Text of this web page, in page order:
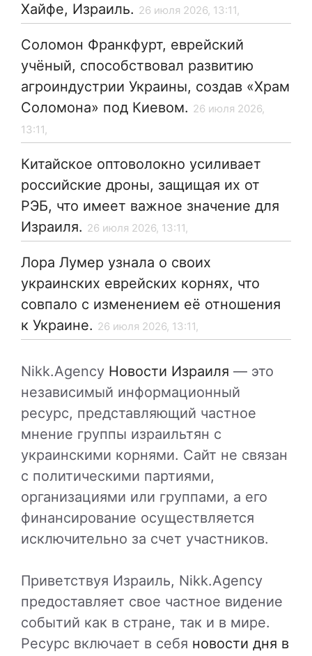
Хайфе, Израиль. 26 июля 2026, 13:11,
Соломон Франкфурт, еврейский
учёный, способствовал развитию
агроиндустрии Украины, создав «Храм
Соломона» под Киевом. 26 июля 2026,
13:11,
Китайское оптоволокно усиливает
российские дроны, защищая их от
РЭБ, что имеет важное значение для
Израиля. 26 июля 2026, 13:11,
Лора Лумер узнала о своих
украинских еврейских корнях, что
совпало с изменением её отношения
к Украине. 26 июля 2026, 13:11,
Nikk.Agency Новости Израиля — это
независимый информационный
ресурс, представляющий частное
мнение группы израильтян с
украинскими корнями. Сайт не связан
с политическими партиями,
организациями или группами, а его
финансирование осуществляется
исключительно за счет участников.
Приветствуя Израиль, Nikk.Agency
предоставляет свое частное видение
событий как в стране, так и в мире.
Ресурс включает в себя новости дня в